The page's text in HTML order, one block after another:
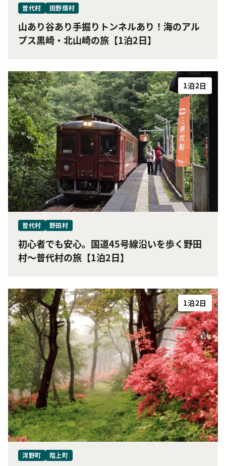
普代村 田野畑村
山あり谷あり手掘りトンネルあり！海のアル
プス黒崎・北山崎の旅【1泊2日】
1泊2日
普代村 野田村
初心者でも安心。国道45号線沿いを歩く野田
村〜普代村の旅【1泊2日】
1泊2日
洋野町 階上町